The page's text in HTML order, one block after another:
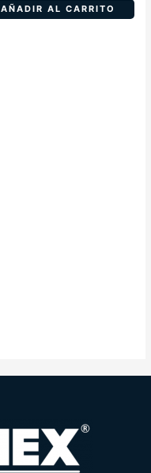
AÑADIR AL CARRITO